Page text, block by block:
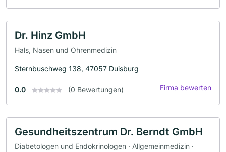
Dr. Hinz GmbH
Hals, Nasen und Ohrenmedizin
Sternbuschweg 138, 47057 Duisburg
0.0 (0 Bewertungen) Firma bewerten
Gesundheitszentrum Dr. Berndt GmbH
Diabetologen und Endokrinologen · Allgemeinmedizin ·